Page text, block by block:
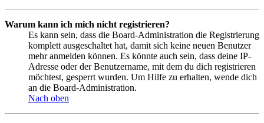
Warum kann ich mich nicht registrieren?
Es kann sein, dass die Board-Administration die Registrierung
komplett ausgeschaltet hat, damit sich keine neuen Benutzer
mehr anmelden können. Es könnte auch sein, dass deine IP-
Adresse oder der Benutzername, mit dem du dich registrieren
möchtest, gesperrt wurden. Um Hilfe zu erhalten, wende dich
an die Board-Administration.
Nach oben